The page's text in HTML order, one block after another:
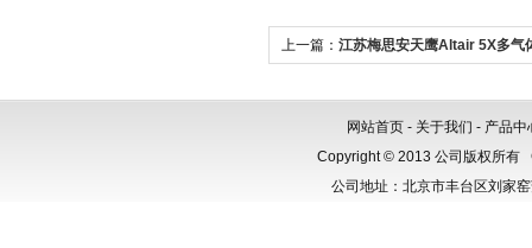
上一篇： 江苏梅思安天鹰Altair 5X多气
网站首页 - 关于我们 - 产品中
Copyright © 2013 公司版权所有
公司地址：北京市丰台区刘家